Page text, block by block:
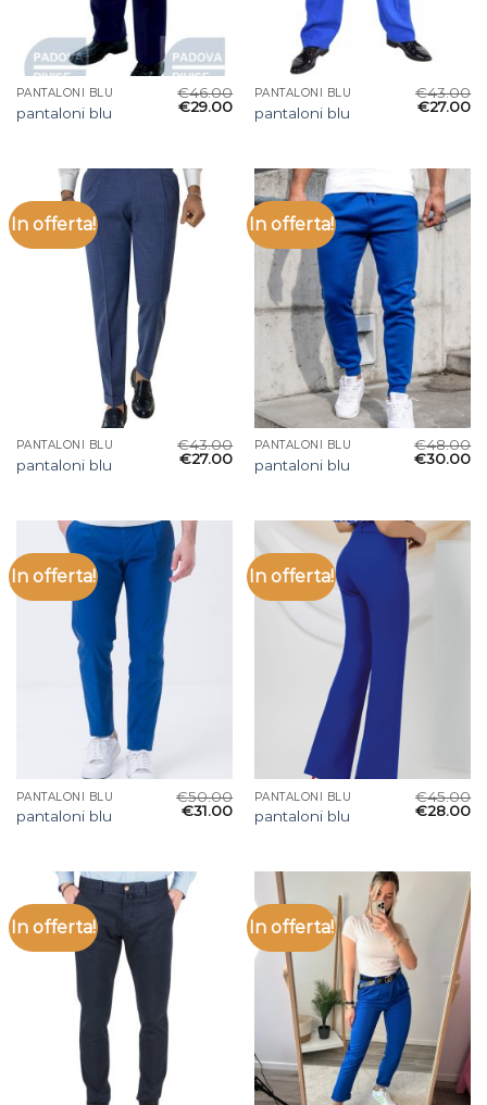
PANTALONI BLU
pantaloni blu
€46.00
€29.00
PANTALONI BLU
pantaloni blu
€43.00
€27.00
In offerta!
PANTALONI BLU
pantaloni blu
€43.00
€27.00
In offerta!
PANTALONI BLU
pantaloni blu
€48.00
€30.00
In offerta!
PANTALONI BLU
pantaloni blu
€50.00
€31.00
In offerta!
PANTALONI BLU
pantaloni blu
€45.00
€28.00
In offerta! In offerta!